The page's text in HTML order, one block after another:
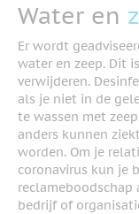
Water en
Er wordt
water en zeep. Dit
verwijderen.
als je niet in de
te wassen met
anders kunnen
worden. Om je
coronavirus kun je
reclameboodschap
bedrijf of